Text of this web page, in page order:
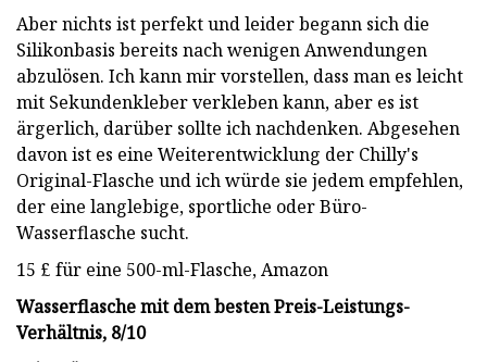
Aber nichts ist perfekt und leider begann sich die
Silikonbasis bereits nach wenigen Anwendungen
abzulösen. Ich kann mir vorstellen, dass man es leicht
mit Sekundenkleber verkleben kann, aber es ist
ärgerlich, darüber sollte ich nachdenken. Abgesehen
davon ist es eine Weiterentwicklung der Chilly's
Original-Flasche und ich würde sie jedem empfehlen,
der eine langlebige, sportliche oder Büro-
Wasserflasche sucht.
15 £ für eine 500-ml-Flasche, Amazon
Wasserflasche mit dem besten Preis-Leistungs-
Verhältnis, 8/10